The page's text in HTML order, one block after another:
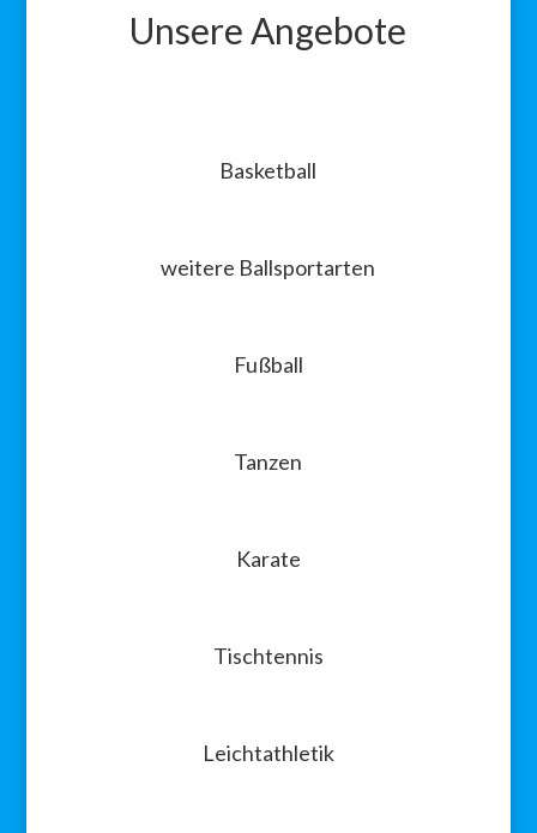
Unsere Angebote
Basketball
weitere Ballsportarten
Fußball
Tanzen
Karate
Tischtennis
Leichtathletik